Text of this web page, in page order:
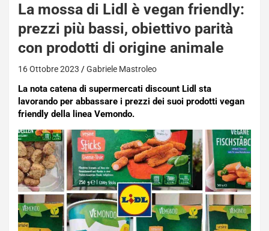
La mossa di Lidl è vegan friendly:
prezzi più bassi, obiettivo parità
con prodotti di origine animale
16 Ottobre 2023 Gabriele Mastroleo
La nota catena di supermercati discount Lidl sta
lavorando per abbassare i prezzi dei suoi prodotti vegan
friendly della linea Vemondo.